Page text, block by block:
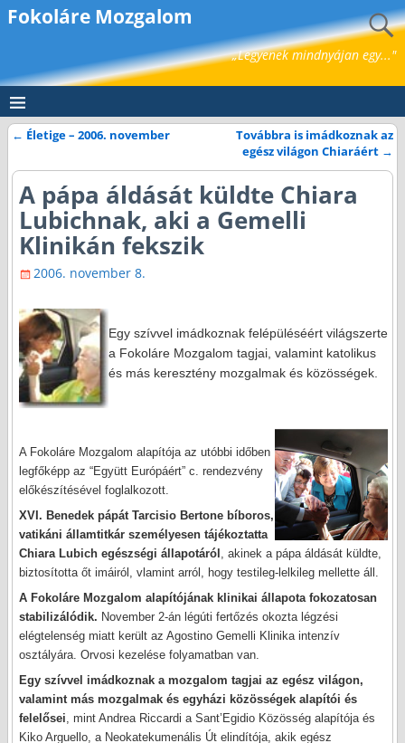
Fokoláre Mozgalom
„Legyenek mindnyájan egy..."
← Életige – 2006. november
Továbbra is imádkoznak az
egész világon Chiaráért →
A pápa áldását küldte Chiara
Lubichnak, aki a Gemelli
Klinikán fekszik
2006. november 8.
Egy szívvel imádkoznak felépüléséért világszerte
a Fokoláre Mozgalom tagjai, valamint katolikus
és más keresztény mozgalmak és közösségek.
A Fokoláre Mozgalom alapítója az utóbbi időben
legfőképp az “Együtt Európáért” c. rendezvény
előkészítésével foglalkozott.
XVI. Benedek pápát Tarcisio Bertone bíboros,
vatikáni államtitkár személyesen tájékoztatta
Chiara Lubich egészségi állapotáról , akinek a pápa áldását küldte,
biztosította őt imáiról, vlamint arról, hogy testileg-lelkileg mellette áll.
A Fokoláre Mozgalom alapítójának klinikai állapota fokozatosan
stabilizálódik. November 2-án légúti fertőzés okozta légzési
elégtelenség miatt került az Agostino Gemelli Klinika intenzív
osztályára. Orvosi kezelése folyamatban van.
Egy szívvel imádkoznak a mozgalom tagjai az egész világon,
valamint más mozgalmak és egyházi közösségek alapítói és
felelősei , mint Andrea Riccardi a Sant’Egidio Közösség alapítója és
Kiko Arguello, a Neokatekumenális Út elindítója, akik egész